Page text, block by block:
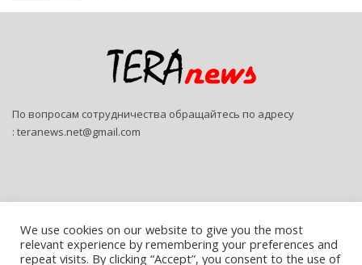
По вопросам сотрудничества обращайтесь по адресу
: teranews.net@gmail.com
© 2026 - Teranews. All Rights Reserved.
We use cookies on our website to give you the most
relevant experience by remembering your preferences and
repeat visits. By clicking “Accept”, you consent to the use of